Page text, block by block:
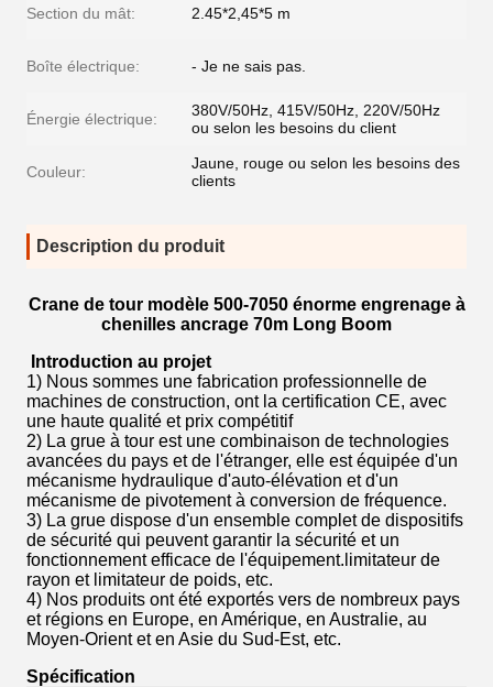
Section du mât: 2.45*2,45*5 m
Boîte électrique: - Je ne sais pas.
Énergie électrique:
380V/50Hz, 415V/50Hz, 220V/50Hz
ou selon les besoins du client
Couleur:
Jaune, rouge ou selon les besoins des
clients
Description du produit
Crane de tour modèle 500-7050 énorme engrenage à
chenilles ancrage 70m Long Boom
Introduction au projet
1) Nous sommes une fabrication professionnelle de
machines de construction, ont la certification CE, avec
une haute qualité et prix compétitif
2) La grue à tour est une combinaison de technologies
avancées du pays et de l'étranger, elle est équipée d'un
mécanisme hydraulique d'auto-élévation et d'un
mécanisme de pivotement à conversion de fréquence.
3) La grue dispose d'un ensemble complet de dispositifs
de sécurité qui peuvent garantir la sécurité et un
fonctionnement efficace de l'équipement.limitateur de
rayon et limitateur de poids, etc.
4) Nos produits ont été exportés vers de nombreux pays
et régions en Europe, en Amérique, en Australie, au
Moyen-Orient et en Asie du Sud-Est, etc.
Spécification